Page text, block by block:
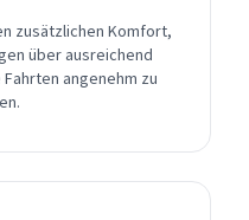
zusätzlichen Komfort,
über ausreichend
angenehm zu